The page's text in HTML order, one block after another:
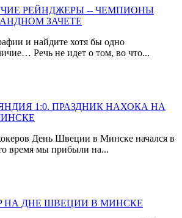
РЕЙНДЖЕРЫ -- ЧЕМПИОНЫ
ЗАЧЕТЕ
и найдите хотя бы одно
Речь не идет о том, во что...
1:0. ПРАЗДНИК НАХОКА НА
День Швеции в Минске начался в
время мы прибыли на...
НА ДНЕ ШВЕЦИИ В МИНСКЕ